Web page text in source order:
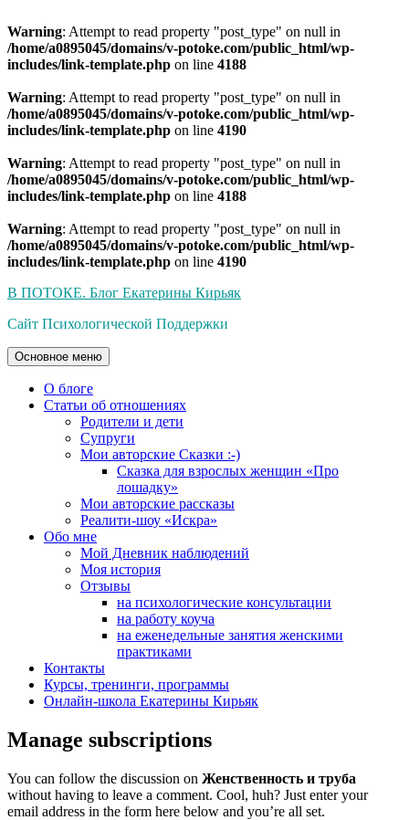
Warning: Attempt to read property "post_type" on null in
/home/a0895045/domains/v-potoke.com/public_html/wp-
includes/link-template.php on line 4188
Warning: Attempt to read property "post_type" on null in
/home/a0895045/domains/v-potoke.com/public_html/wp-
includes/link-template.php on line 4190
Warning: Attempt to read property "post_type" on null in
/home/a0895045/domains/v-potoke.com/public_html/wp-
includes/link-template.php on line 4188
Warning: Attempt to read property "post_type" on null in
/home/a0895045/domains/v-potoke.com/public_html/wp-
includes/link-template.php on line 4190
Перейти
содержимому
В ПОТОКЕ. Блог Екатерины Кирьяк
Сайт Психологической Поддержки
Основное меню
О блоге
Статьи об отношениях
Родители и дети
Супруги
Мои авторские Сказки :-)
Сказка для взрослых женщин «Про
лошадку»
Мои авторские рассказы
Реалити-шоу «Искра»
Обо мне
Мой Дневник наблюдений
Моя история
Отзывы
на психологические консультации
на работу коуча
на еженедельные занятия женскими
практиками
Контакты
Курсы, тренинги, программы
Онлайн-школа Екатерины Кирьяк
Manage subscriptions
You can follow the discussion on Женственность и труба
without having to leave a comment. Cool, huh? Just enter your
email address in the form here below and you’re all set.